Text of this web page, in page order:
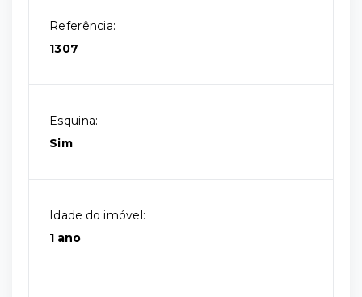
Referência:
1307
Esquina:
Sim
Idade do imóvel:
1 ano